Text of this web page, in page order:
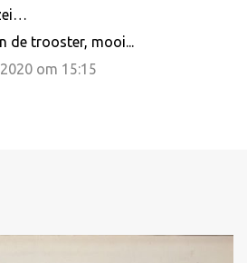
de trooster, mooi...
om 15:15